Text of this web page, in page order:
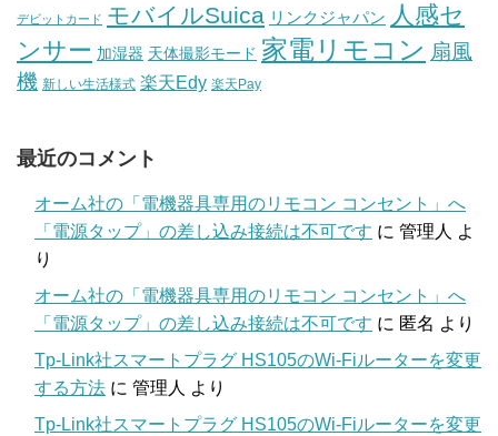
デビットカード モバイルSuica リンクジャパン 人感セ
ンサー 加湿器 天体撮影モード 家電リモコン 扇風
機 新しい生活様式 楽天Edy 楽天Pay
最近のコメント
オーム社の「電機器具専用のリモコン コンセント」へ
「電源タップ」の差し込み接続は不可です に 管理人 よ
り
オーム社の「電機器具専用のリモコン コンセント」へ
「電源タップ」の差し込み接続は不可です に 匿名 より
Tp-Link社スマートプラグ HS105のWi-Fiルーターを変更
する方法 に 管理人 より
Tp-Link社スマートプラグ HS105のWi-Fiルーターを変更